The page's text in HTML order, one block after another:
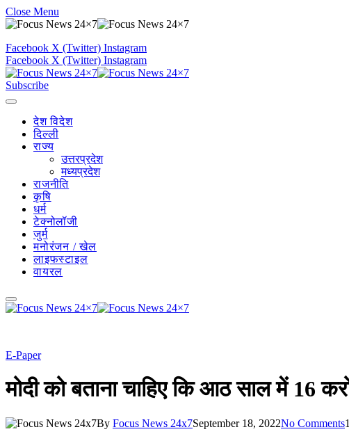
Close Menu
Facebook X (Twitter) Instagram
Facebook X (Twitter) Instagram
Subscribe
देश विदेश
दिल्ली
राज्य
उत्तरप्रदेश
मध्यप्रदेश
राजनीति
कृषि
धर्म
टेक्नोलॉजी
जुर्म
मनोरंजन / खेल
लाइफस्टाइल
वायरल
E-Paper
मोदी को बताना चाहिए कि आठ साल में 16
By Focus News 24x7September 18, 2022No Comments